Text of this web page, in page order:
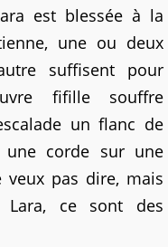
est blessée à la
une ou deux
suffisent pour
fifille souffre
un flanc de
une corde sur une
veux pas dire, mais
ce sont des